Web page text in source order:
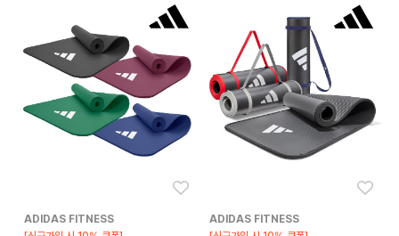
ADIDAS FITNESS
ADIDAS FITNESS